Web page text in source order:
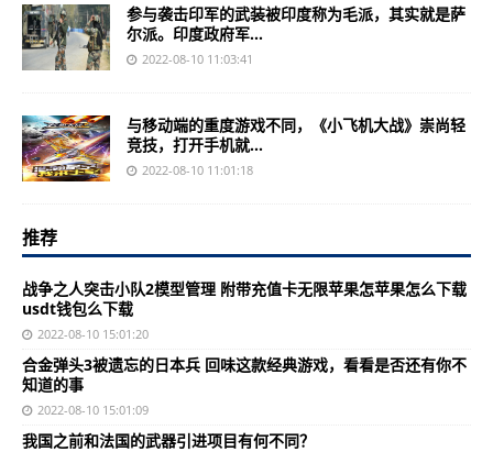
参与袭击印军的武装被印度称为毛派，其实就是萨
尔派。印度政府军...
2022-08-10 11:03:41
与移动端的重度游戏不同，《小飞机大战》崇尚轻
竞技，打开手机就...
2022-08-10 11:01:18
推荐
战争之人突击小队2模型管理 附带充值卡无限苹果怎苹果怎么下载
usdt钱包么下载
2022-08-10 15:01:20
合金弹头3被遗忘的日本兵 回味这款经典游戏，看看是否还有你不
知道的事
2022-08-10 15:01:09
我国之前和法国的武器引进项目有何不同？